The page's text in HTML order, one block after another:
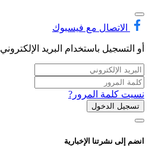
الاتصال مع فيسبوك
أو التسجيل باستخدام البريد الإلكتروني
نسيت كلمة المرور?
تسجيل الدخول
انضم إلى نشرتنا الإخبارية